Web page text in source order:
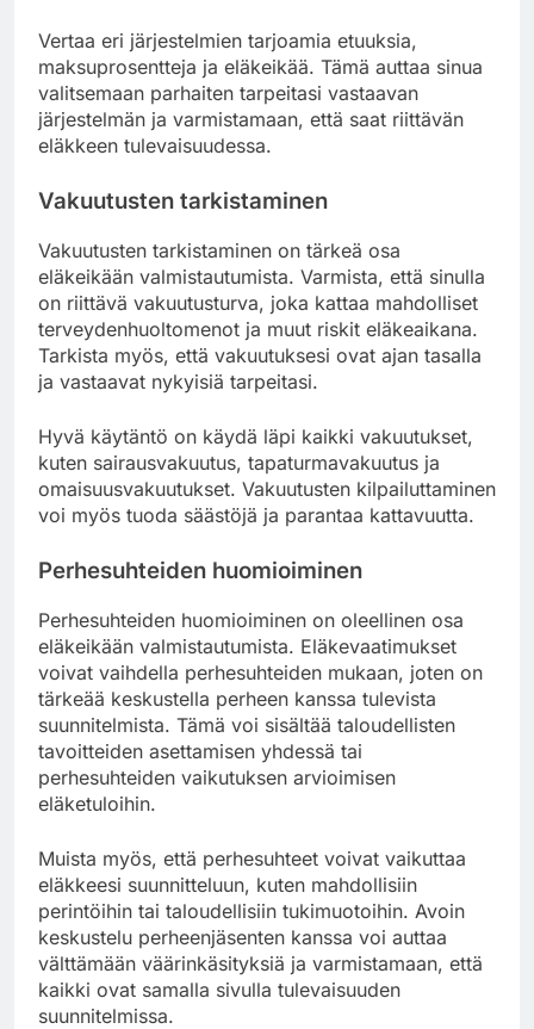
Vertaa eri järjestelmien tarjoamia etuuksia,
maksuprosentteja ja eläkeikää. Tämä auttaa sinua
valitsemaan parhaiten tarpeitasi vastaavan
järjestelmän ja varmistamaan, että saat riittävän
eläkkeen tulevaisuudessa.
Vakuutusten tarkistaminen
Vakuutusten tarkistaminen on tärkeä osa
eläkeikään valmistautumista. Varmista, että sinulla
on riittävä vakuutusturva, joka kattaa mahdolliset
terveydenhuoltomenot ja muut riskit eläkeaikana.
Tarkista myös, että vakuutuksesi ovat ajan tasalla
ja vastaavat nykyisiä tarpeitasi.
Hyvä käytäntö on käydä läpi kaikki vakuutukset,
kuten sairausvakuutus, tapaturmavakuutus ja
omaisuusvakuutukset. Vakuutusten kilpailuttaminen
voi myös tuoda säästöjä ja parantaa kattavuutta.
Perhesuhteiden huomioiminen
Perhesuhteiden huomioiminen on oleellinen osa
eläkeikään valmistautumista. Eläkevaatimukset
voivat vaihdella perhesuhteiden mukaan, joten on
tärkeää keskustella perheen kanssa tulevista
suunnitelmista. Tämä voi sisältää taloudellisten
tavoitteiden asettamisen yhdessä tai
perhesuhteiden vaikutuksen arvioimisen
eläketuloihin.
Muista myös, että perhesuhteet voivat vaikuttaa
eläkkeesi suunnitteluun, kuten mahdollisiin
perintöihin tai taloudellisiin tukimuotoihin. Avoin
keskustelu perheenjäsenten kanssa voi auttaa
välttämään väärinkäsityksiä ja varmistamaan, että
kaikki ovat samalla sivulla tulevaisuuden
suunnitelmissa.